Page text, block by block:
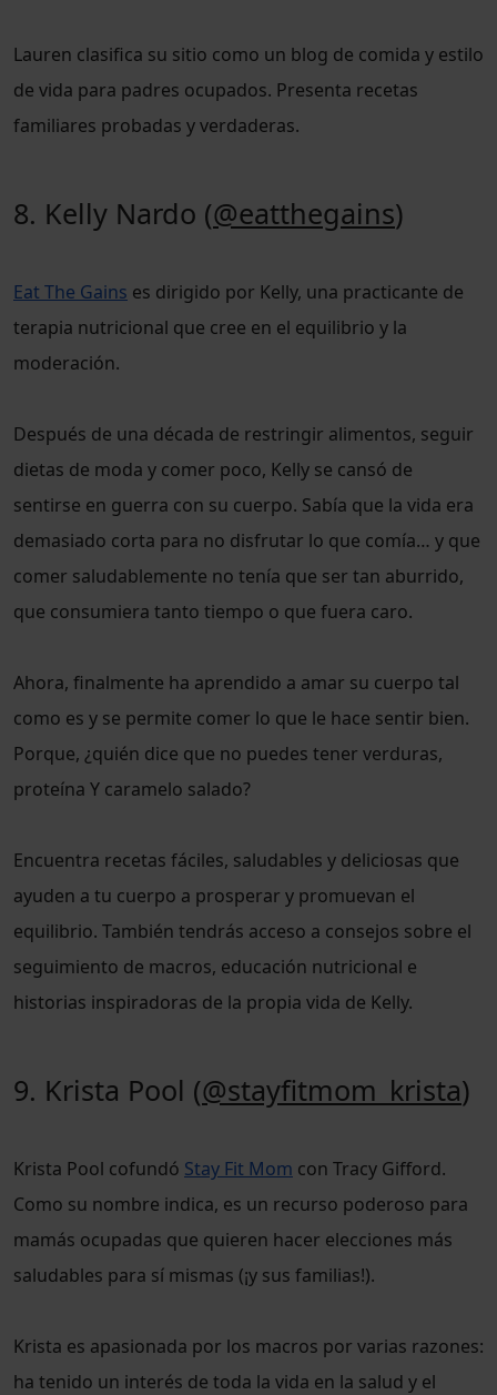
Lauren clasifica su sitio como un blog de comida y estilo
de vida para padres ocupados. Presenta recetas
familiares probadas y verdaderas.
8. Kelly Nardo (@eatthegains)
Eat The Gains es dirigido por Kelly, una practicante de
terapia nutricional que cree en el equilibrio y la
moderación.
Después de una década de restringir alimentos, seguir
dietas de moda y comer poco, Kelly se cansó de
sentirse en guerra con su cuerpo. Sabía que la vida era
demasiado corta para no disfrutar lo que comía… y que
comer saludablemente no tenía que ser tan aburrido,
que consumiera tanto tiempo o que fuera caro.
Ahora, finalmente ha aprendido a amar su cuerpo tal
como es y se permite comer lo que le hace sentir bien.
Porque, ¿quién dice que no puedes tener verduras,
proteína Y caramelo salado?
Encuentra recetas fáciles, saludables y deliciosas que
ayuden a tu cuerpo a prosperar y promuevan el
equilibrio. También tendrás acceso a consejos sobre el
seguimiento de macros, educación nutricional e
historias inspiradoras de la propia vida de Kelly.
9. Krista Pool (@stayfitmom_krista)
Krista Pool cofundó Stay Fit Mom con Tracy Gifford.
Como su nombre indica, es un recurso poderoso para
mamás ocupadas que quieren hacer elecciones más
saludables para sí mismas (¡y sus familias!).
Krista es apasionada por los macros por varias razones:
ha tenido un interés de toda la vida en la salud y el